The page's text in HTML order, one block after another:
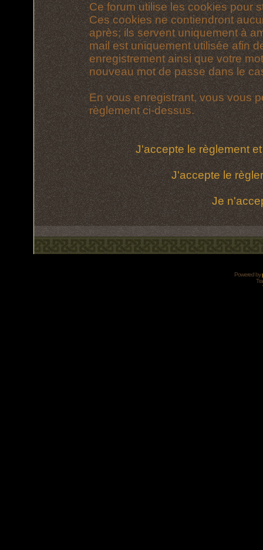
Ce forum utilise les cookies pour
Ces cookies ne contiendront
après; ils servent uniquement à
mail est uniquement utilisée afin
enregistrement ainsi que votre
nouveau mot de passe dans le
En vous enregistrant, vous vous
règlement ci-dessus.
J'accepte le règlement
J'accepte le
Je
Powered by